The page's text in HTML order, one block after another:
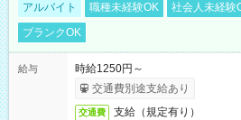
アルバイト 職種未経験OK 社会人未経験
ブランクOK
給与
時給1250円～
交通費別途支給あり
交通費 支給（規定有り）